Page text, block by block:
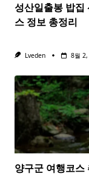
성산일출봉 밥
스 정보 총정리
Lveden 8월
양구군 여행코